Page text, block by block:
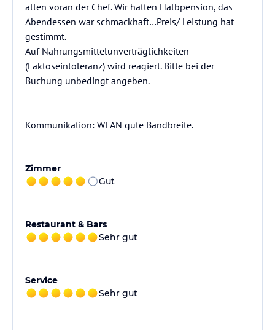
allen voran der Chef. Wir hatten Halbpension, das
Abendessen war schmackhaft…Preis/ Leistung hat
gestimmt.
Auf Nahrungsmittelunverträglichkeiten
(Laktoseintoleranz) wird reagiert. Bitte bei der
Buchung unbedingt angeben.
Kommunikation: WLAN gute Bandbreite.
Zimmer
Gut
Restaurant & Bars
Sehr gut
Service
Sehr gut